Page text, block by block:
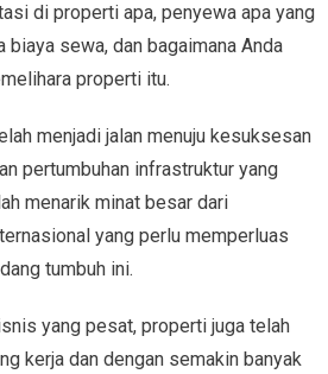
di properti apa, penyewa apa yang
biaya sewa, dan bagaimana Anda
properti itu.
menjadi jalan menuju kesuksesan
pertumbuhan infrastruktur yang
menarik minat besar dari
yang perlu memperluas
tumbuh ini.
yang pesat, properti juga telah
kerja dan dengan semakin banyak